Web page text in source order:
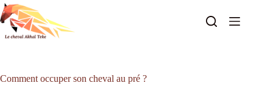
Passer
au
contenu
Comment occuper son cheval au pré ?